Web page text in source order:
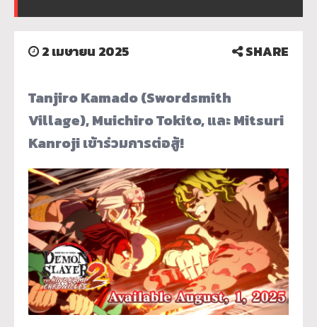
2 เมษายน 2025 SHARE
Tanjiro Kamado (Swordsmith
Village), Muichiro Tokito, และ Mitsuri
Kanroji เข้าร่วมการต่อสู้!